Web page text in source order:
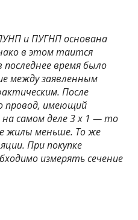
и ПУГНП основана
в этом таится
время было
между заявленным
После
провод, имеющий
на самом деле 3 х 1 — то
жилы меньше. То же
При покупке
измерять сечение